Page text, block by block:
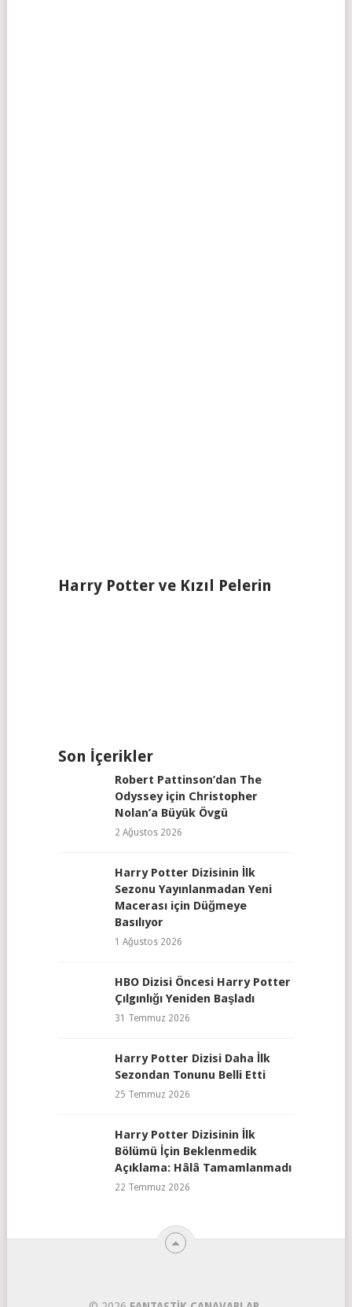
Harry Potter ve Kızıl Pelerin
Son İçerikler
Robert Pattinson’dan The
Odyssey için Christopher
Nolan’a Büyük Övgü
2 Ağustos 2026
Harry Potter Dizisinin İlk
Sezonu Yayınlanmadan Yeni
Macerası için Düğmeye
Basılıyor
1 Ağustos 2026
HBO Dizisi Öncesi Harry Potter
Çılgınlığı Yeniden Başladı
31 Temmuz 2026
Harry Potter Dizisi Daha İlk
Sezondan Tonunu Belli Etti
25 Temmuz 2026
Harry Potter Dizisinin İlk
Bölümü İçin Beklenmedik
Açıklama: Hâlâ Tamamlanmadı
22 Temmuz 2026